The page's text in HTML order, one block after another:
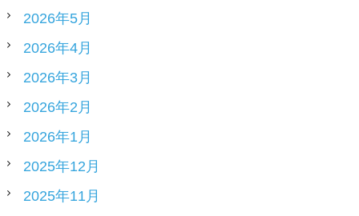
2026年5月
2026年4月
2026年3月
2026年2月
2026年1月
2025年12月
2025年11月